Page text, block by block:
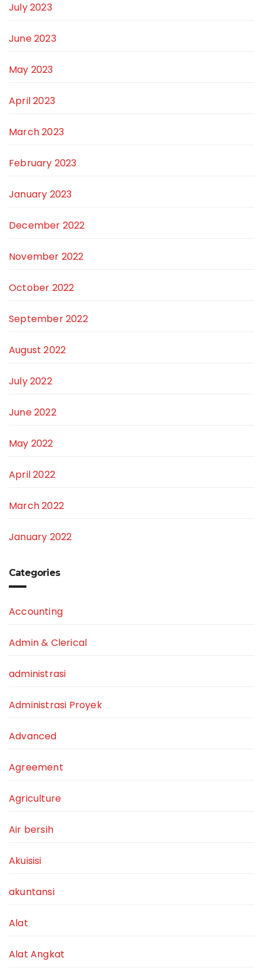
July 2023
June 2023
May 2023
April 2023
March 2023
February 2023
January 2023
December 2022
November 2022
October 2022
September 2022
August 2022
July 2022
June 2022
May 2022
April 2022
March 2022
January 2022
Categories
Accounting
Admin & Clerical
administrasi
Administrasi Proyek
Advanced
Agreement
Agriculture
Air bersih
Akuisisi
akuntansi
Alat
Alat Angkat